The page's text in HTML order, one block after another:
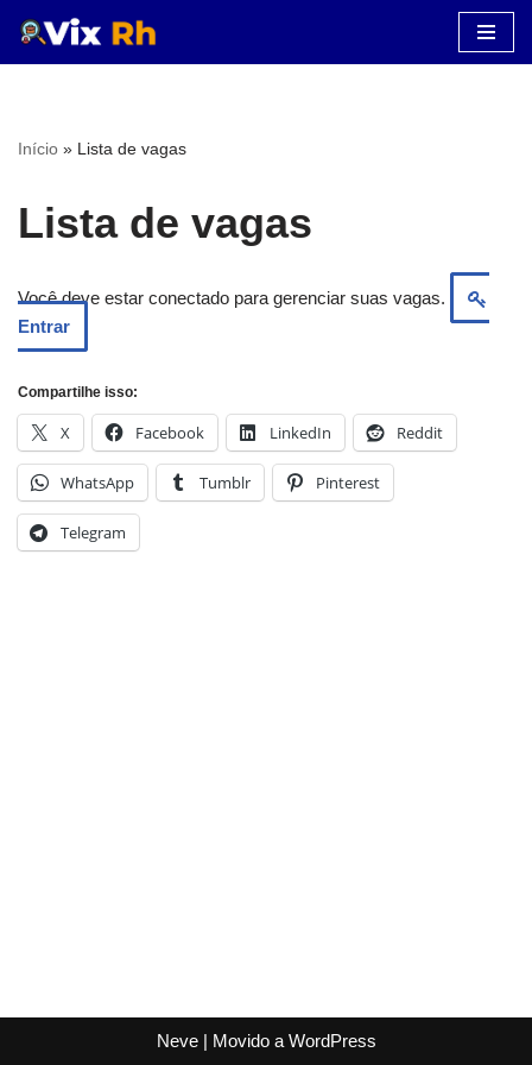
Pular
conteúdo
Início » Lista de vagas
Lista de vagas
Você deve estar conectado para gerenciar suas vagas.
Entrar
Compartilhe isso:
X Facebook LinkedIn Reddit
WhatsApp Tumblr Pinterest
Telegram
Neve| Movido a WordPress